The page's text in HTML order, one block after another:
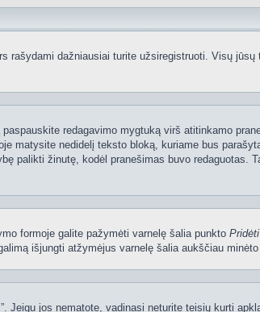
rašydami dažniausiai turite užsiregistruoti. Visų
redagavimo mygtuką virš atitinkamo
matysite nedidelį teksto bloką, kuriame bus
palikti žinutę, kodėl pranešimas buvo redaguotas.
formoje galite pažymėti varnelę šalia punkto
išjungti atžymėjus varnelę šalia aukščiau
Jeigu jos nematote, vadinasi neturite teisių kurti